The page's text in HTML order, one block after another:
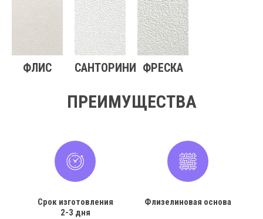
ФЛИС САНТОРИНИ ФРЕСКА
ПРЕИМУЩЕСТВА
Срок изготовления
2-3 дня
Флизелиновая основа